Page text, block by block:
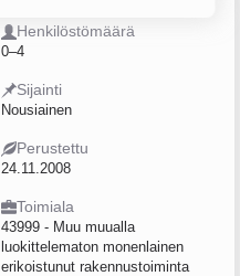
Henkilöstömäärä
0–4
Sijainti
Nousiainen
Perustettu
24.11.2008
Toimiala
43999 - Muu muualla
luokittelematon monenlainen
erikoistunut rakennustoiminta